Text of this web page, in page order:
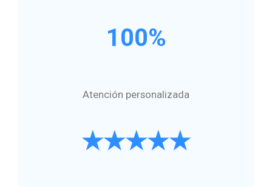
100%
Atención personalizada
★★★★★